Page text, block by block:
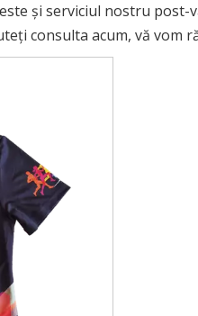
și serviciul nostru
consulta acum, vă vom